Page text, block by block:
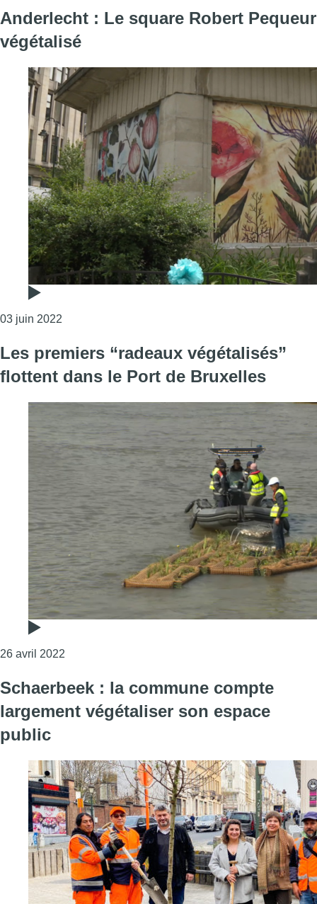
Anderlecht : Le square Robert Pequeur
végétalisé
03 juin 2022
Les premiers “radeaux végétalisés”
flottent dans le Port de Bruxelles
26 avril 2022
Schaerbeek : la commune compte
largement végétaliser son espace
public